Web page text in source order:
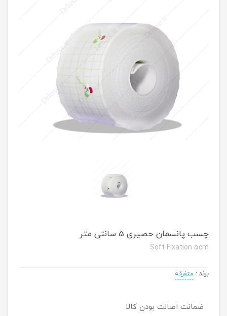
چسب پانسمان حصیری 5 سانتی متر
Soft Fixation 5cm
برند : متفرقه
ضمانت اصالت بودن کالا